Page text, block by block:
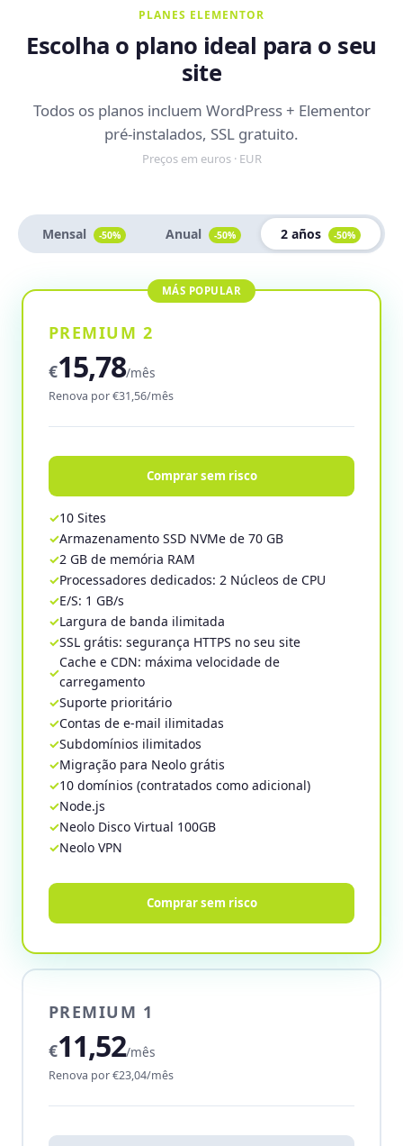
PLANES ELEMENTOR
Escolha o plano ideal para o seu
site
Todos os planos incluem WordPress + Elementor
pré-instalados, SSL gratuito.
Preços em euros · EUR
Mensal -50% Anual -50% 2 años -50%
PREMIUM 1
€11,52/mês
Renova por €23,04/mês
PREMIUM 2
€15,78/mês
Renova por €31,56/mês
Comprar sem risco
10 Sites
Armazenamento SSD NVMe de 70 GB
2 GB de memória RAM
Processadores dedicados: 2 Núcleos de CPU
E/S: 1 GB/s
Largura de banda ilimitada
SSL grátis: segurança HTTPS no seu site
Cache e CDN: máxima velocidade de
carregamento
Suporte prioritário
Contas de e-mail ilimitadas
Subdomínios ilimitados
Migração para Neolo grátis
10 domínios (contratados como adicional)
Node.js
Neolo Disco Virtual 100GB
Neolo VPN
Comprar sem risco